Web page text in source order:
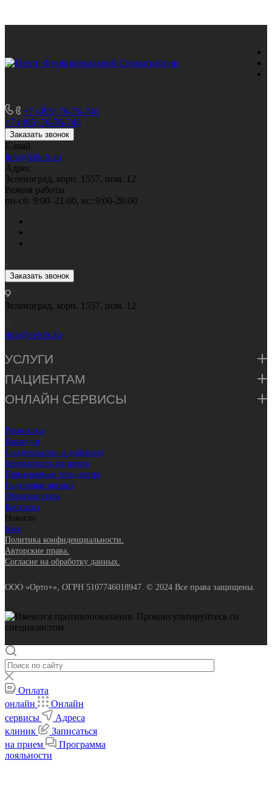
+7 (495) 76-76-746
+7 (495) 76-76-746
Заказать звонок
E-mail
info@zelcfs.ru
Адрес
Зеленоград, корп. 1557, пом. 12
Режим работы
пн-сб: 9:00–21:00, вс: 9:00-20:00
Заказать звонок
Зеленоград, корп. 1557, пом. 12
info@zelcfs.ru
УСЛУГИ
ПАЦИЕНТАМ
ОНЛАЙН СЕРВИСЫ
Реквизиты
Вакансии
Свидетельство и лицензия
Безопасность пациента
Применяемые технологии
Надзорные органы
Обратная связь
Контакты
Новости
Блог
Политика конфиденциальности.
Авторские права.
Согласие на обработку данных.
ООО «Орто+», ОГРН 5107746018947. © 2024 Все права защищены.
Оплата
онлайн
Онлайн
сервисы
Адреса
клиник
Записаться
на прием
Программа
лояльности